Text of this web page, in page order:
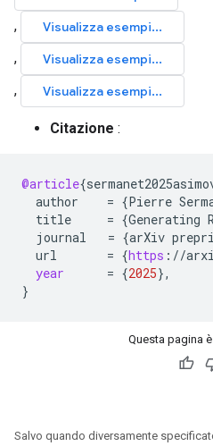
Citazione :
@article{
author
= {Pierre
title
= {Generating
journal
= {arXiv
url
= {https : //
year
= {2025},
}
Questa pagina
Salvo quando diversamente